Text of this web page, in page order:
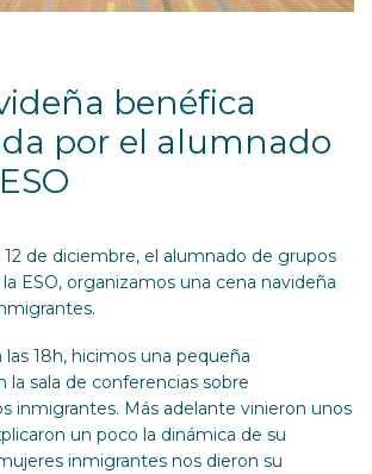
benéfica
por el alumnado
12 de diciembre, el alumnado de grupos
ESO, organizamos una cena navideña
18h, hicimos una pequeña
la sala de conferencias sobre
inmigrantes. Más adelante vinieron unos
un poco la dinámica de su
inmigrantes nos dieron su